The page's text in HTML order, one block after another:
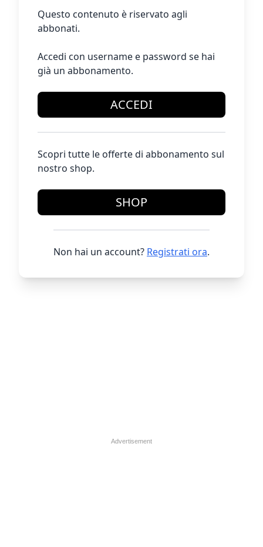
Questo contenuto è riservato agli
abbonati.
Accedi con username e password se hai
già un abbonamento.
ACCEDI
Scopri tutte le offerte di abbonamento sul
nostro shop.
SHOP
Non hai un account? Registrati ora.